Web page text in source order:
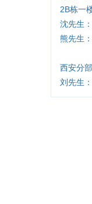
2B栋一
沈先生
熊先生
西安分
刘先生